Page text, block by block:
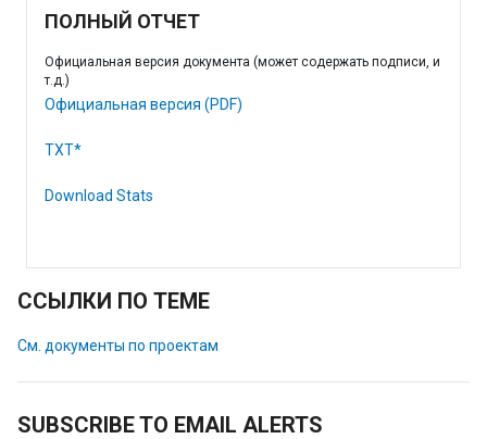
ПОЛНЫЙ ОТЧЕТ
Официальная версия документа (может содержать подписи, и
т.д.)
Официальная версия (PDF)
TXT*
Download Stats
ССЫЛКИ ПО ТЕМЕ
См. документы по проектам
SUBSCRIBE TO EMAIL ALERTS